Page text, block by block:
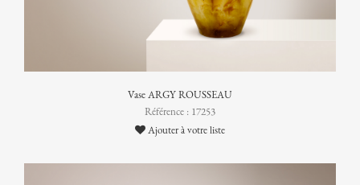
Vase ARGY ROUSSEAU
Référence : 17253
Ajouter à votre liste